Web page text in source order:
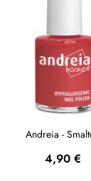
Andreia -
Prezzo
4,90 €